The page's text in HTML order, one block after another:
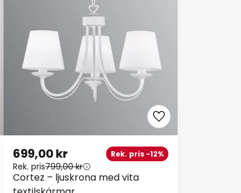
Cortez – ljuskrona med vita
textilskärmar
699,00 kr Rek. pris -12%
Rek. pris799,00 kr